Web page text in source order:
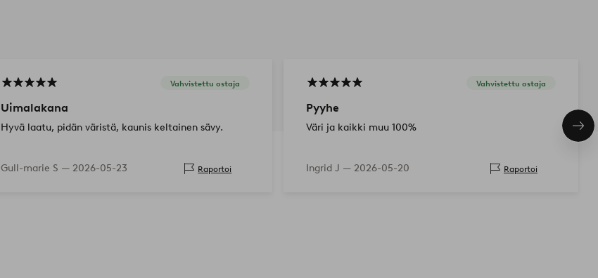
Vahvistettu ostaja
Uimalakana
Hyvä laatu, pidän väristä, kaunis keltainen sävy.
Gull-marie S — 2026-05-23 Raportoi
Vahvistettu ostaja
Pyyhe
Väri ja kaikki muu 100%
Ingrid J — 2026-05-20 Raportoi